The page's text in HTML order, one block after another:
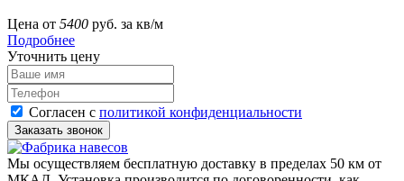
Цена от 5400 руб. за кв/м
Подробнее
Уточнить цену
Согласен с политикой конфиденциальности
Мы осуществляем бесплатную доставку в пределах 50 км от